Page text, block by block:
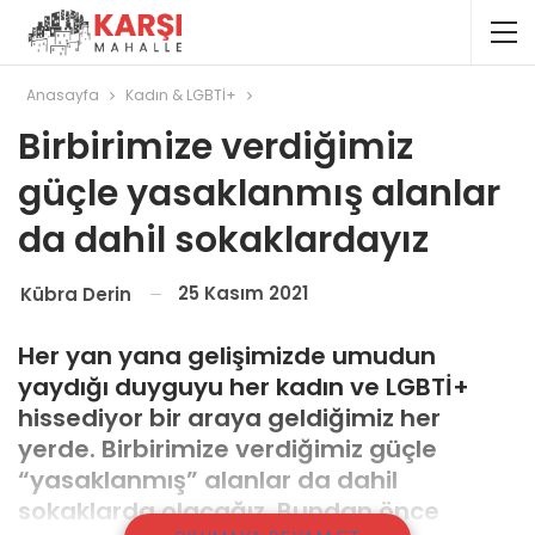
Anasayfa Kadın & LGBTİ+
Birbirimize verdiğimiz
güçle yasaklanmış alanlar
da dahil sokaklardayız
Kübra Derin 25 Kasım 2021
Her yan yana gelişimizde umudun
yaydığı duyguyu her kadın ve LGBTİ+
hissediyor bir araya geldiğimiz her
yerde. Birbirimize verdiğimiz güçle
“yasaklanmış” alanlar da dahil
sokaklarda olacağız. Bundan önce